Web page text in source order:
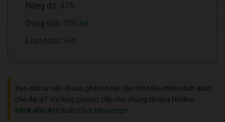
Nồng độ: 47%
Dung tích: 700 ml
Loại rượu: Gin
Bạn cần tư vấn về sản phẩm hoặc cần tìm hiểu chính sách dành
cho đại lý? Vui lòng gọi trực tiếp cho chúng tôi qua Hotline
0978.406.415 hoặc Chat Messenger